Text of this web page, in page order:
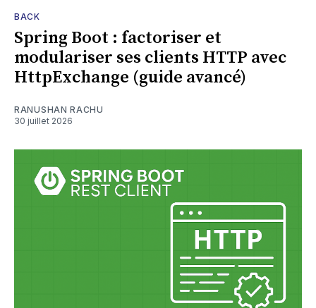
BACK
Spring Boot : factoriser et
modulariser ses clients HTTP avec
HttpExchange (guide avancé)
RANUSHAN RACHU
30 juillet 2026